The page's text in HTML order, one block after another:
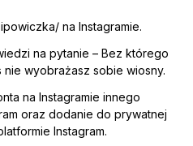
na Instagramie.
na pytanie – Bez którego
nie wyobrażasz sobie wiosny.
na Instagramie innego
oraz dodanie do prywatnej
Instagram.